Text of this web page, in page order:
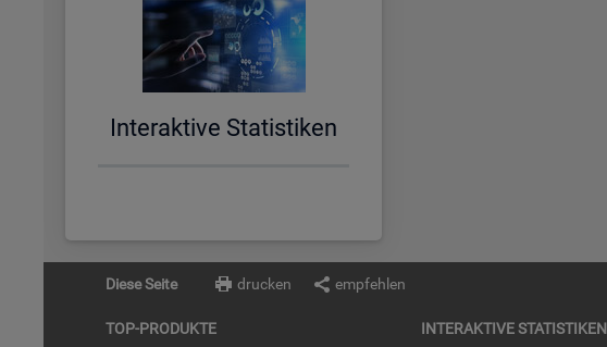
In­ter­ak­ti­ve Sta­tis­ti­ken
Diese Seite drucken empfehlen
TOP-PRO­DUK­TE
IN­TER­AK­TI­VE STA­TIS­TI­KEN